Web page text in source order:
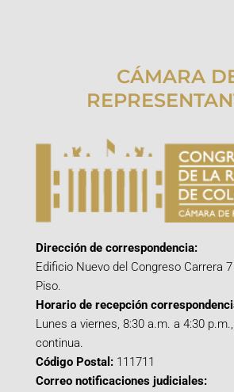
CÁMARA
Dirección de correspondencia:
Edificio Nuevo del Congreso Carrera
Piso.
Horario de recepción
Lunes a viernes, 8:30 a.m. a 4:30
continua.
Código Postal: 111711
Correo notificaciones judiciales: